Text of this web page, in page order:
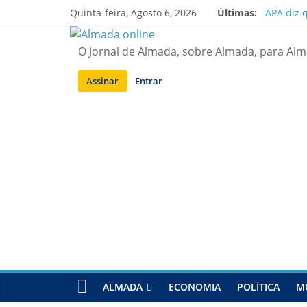
Quinta-feira, Agosto 6, 2026 Últimas:
APA diz
Ponte
O Jornal de Almada, sobre Almada, para
Assinar Entrar
ALMADA ECONOMIA POLÍTICA